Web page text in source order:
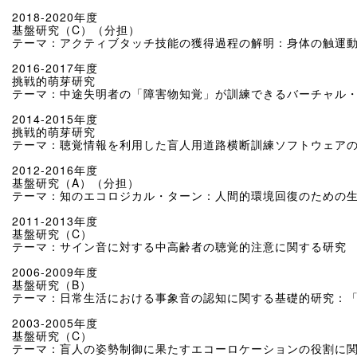
2018-2020年度
基盤研究（C）（分担）
テーマ：アクティブタッチ技能の獲得過程の解明：身体の触運
2016-2017年度
挑戦的萌芽研究
テーマ：中途失明者の「障害物知覚」が訓練できるバーチャル
2014-2015年度
挑戦的萌芽研究
テーマ：聴覚情報を利用した盲人用道路横断訓練ソフトウェア
2012-2016年度
基盤研究（A）（分担）
テーマ：知のエコロジカル・ターン：人間的環境回復のための
2011-2013年度
基盤研究（C）
テーマ：サイン音に対する中高齢者の聴覚的注意に関する研究
2006-2009年度
基盤研究（B）
テーマ：日常生活における事象音の認知に関する基礎的研究：
2003-2005年度
基盤研究（C）
テーマ：盲人の姿勢制御に果たすエコーロケーションの役割に